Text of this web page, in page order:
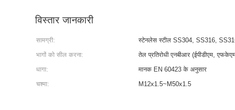
विस्तार जानकारी
सामग्री: स्टेनलेस स्टील SS304, SS316,
भागों को सील करना:
तेल प्रतिरोधी एनबीआर (ईपीडीएम,
धागा:
मानक EN 60423 के अनुसार
चश्मा:
M12x1.5~M50x1.5